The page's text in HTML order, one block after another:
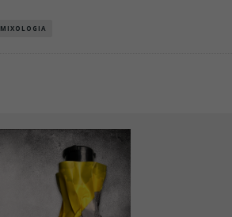
MIXOLOGIA